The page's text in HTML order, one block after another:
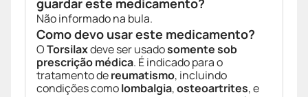
guardar este medicamento?
Não informado na bula.
Como devo usar este medicamento?
OTorsilaxdeve ser usadosomente sob
prescrição médica. É indicado para o
tratamento dereumatismo, incluindo
condições comolombalgia,osteoartrites, e